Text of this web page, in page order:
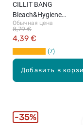
Добавить в
CILLIT BANG
Bleach&Hygiene
распыляемый
отбеливатель, 750мл
Обычная цена
4,39 €
8,79 €
7
35%